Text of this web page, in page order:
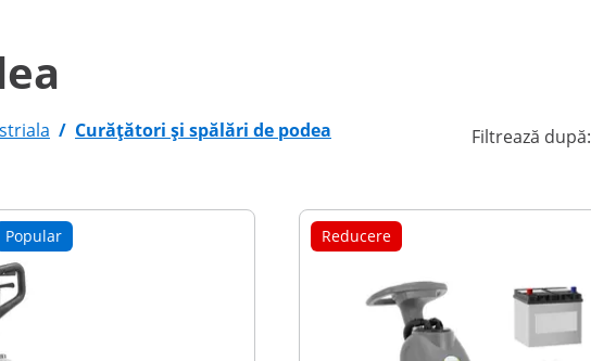
/ Curățători și spălări de podea Filtrează după:
Popular Reducere